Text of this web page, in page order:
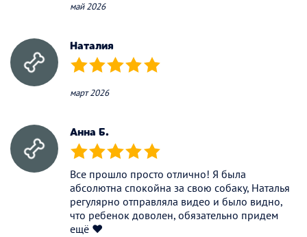
май 2026
Наталия
(*) (*) (*) (*) (*)
март 2026
Анна Б.
(*) (*) (*) (*) (*)
Все прошло просто отлично! Я была
абсолютна спокойна за свою собаку, Наталья
регулярно отправляла видео и было видно,
что ребенок доволен, обязательно придем
ещё ❤️